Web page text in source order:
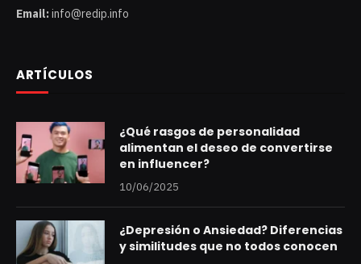
Email:info@redip.info
ARTÍCULOS
¿Qué rasgos de personalidad
alimentan el deseo de convertirse
en influencer?
10/06/2025
¿Depresión o Ansiedad? Diferencias
y similitudes que no todos conocen